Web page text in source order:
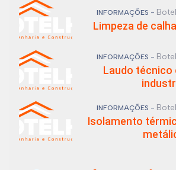
INFORMAÇÕES -
Limpeza de
INFORMAÇÕES -
Laudo técnico
INFORMAÇÕES -
Isolamento